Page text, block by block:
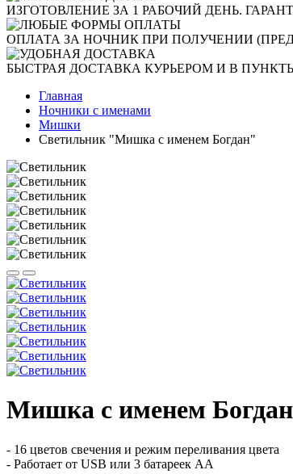
ИЗГОТОВЛЕНИЕ ЗА 1 РАБОЧИЙ ДЕНЬ.
ОПЛАТА ЗА НОЧНИК ПРИ ПОЛУЧЕНИИ
БЫСТРАЯ ДОСТАВКА КУРЬЕРОМ И В
Главная
Ночники с именами
Мишки
Светильник "Мишка с именем Богдан"
Мишка с именем Богдан
- 16 цветов свечения и режим переливания цвета
- Работает от USB или 3 батареек АА